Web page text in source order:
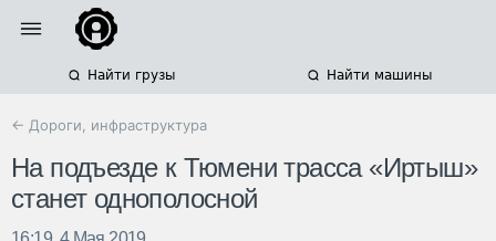
Найти грузы Найти машины
← Дороги, инфраструктура
На подъезде к Тюмени трасса «Иртыш»
станет однополосной